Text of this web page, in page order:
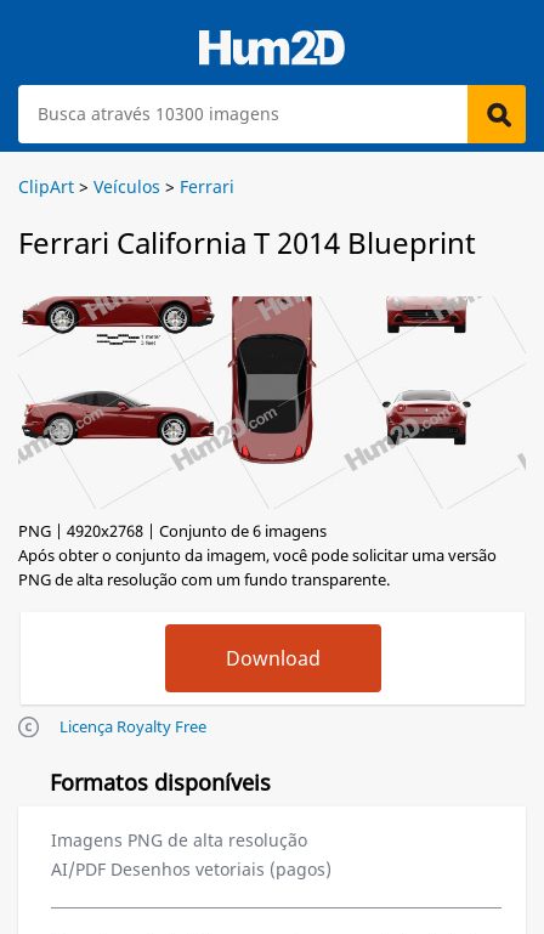
ClipArt > Veículos > Ferrari
Ferrari California T 2014 Blueprint
PNG | 4920x2768 | Conjunto de 6 imagens
Após obter o conjunto da imagem, você pode solicitar uma versão
PNG de alta resolução com um fundo transparente.
Licença Royalty Free
Formatos disponíveis
Imagens PNG de alta resolução
AI/PDF Desenhos vetoriais (pagos)